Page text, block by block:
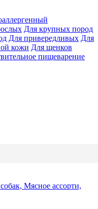
Для крупных пород
Для привередливых Для
кожи Для щенков
пищеварение
Мясное ассорти,